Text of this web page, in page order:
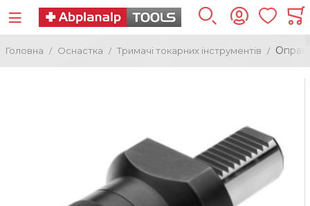
Головна Оснастка Тримачі токарних інструментів